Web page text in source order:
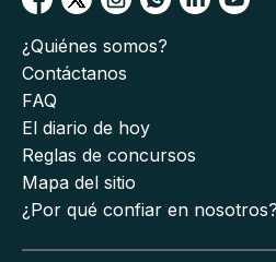
¿Quiénes somos?
Contáctanos
FAQ
El diario de hoy
Reglas de concursos
Mapa del sitio
¿Por qué confiar en nosotros?